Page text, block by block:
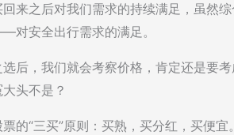
来之后对我们需求的持续满足，虽然
对安全出行需求的满足。
后，我们就会考察价格，肯定还是要
头不是？
的“三买”原则：买熟，买分红，买便宜。